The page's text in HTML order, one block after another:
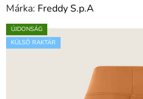
termék
átlagos
értékelése
Márka: Freddy S.p.A
ÚJDONSÁG
KÜLSŐ RAKTÁR